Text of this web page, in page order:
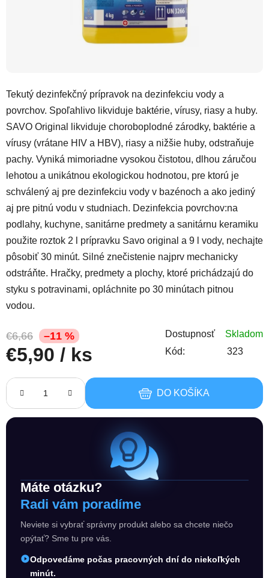
Tekutý dezinfekčný prípravok na dezinfekciu vody a
povrchov. Spoľahlivo likviduje baktérie, vírusy, riasy a huby.
SAVO Original likviduje choroboplodné zárodky, baktérie a
vírusy (vrátane HIV a HBV), riasy a nižšie huby, odstraňuje
pachy. Vyniká mimoriadne vysokou čistotou, dlhou záručou
lehotou a unikátnou ekologickou hodnotou, pre ktorú je
schválený aj pre dezinfekciu vody v bazénoch a ako jediný
aj pre pitnú vodu v studniach. Dezinfekcia povrchov:na
podlahy, kuchyne, sanitárne predmety a sanitárnu keramiku
použite roztok 2 l prípravku Savo original a 9 l vody, nechajte
pôsobiť 30 minút. Silné znečistenie najprv mechanicky
odstráňte. Hračky, predmety a plochy, ktoré prichádzajú do
styku s potravinami, opláchnite po 30 minútach pitnou
vodou.
€6,66 –11 %
€5,90 / ks
Dostupnosť
Skladom
Kód:
323
DO KOŠÍKA
Máte otázku?
Radi vám poradíme
Neviete si vybrať správny produkt alebo sa chcete niečo
opýtať? Sme tu pre vás.
Odpovedáme počas pracovných dní do niekoľkých
minút.